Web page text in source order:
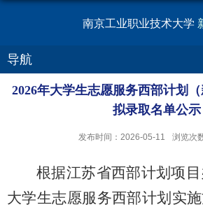
南京工业职业技术大学
导航
2026年大学生志愿服务西部计划
拟录取名单公示
发布时间：2026-05-11 浏览次
根据江苏省西部计划项
大学生志愿服务西部计划实